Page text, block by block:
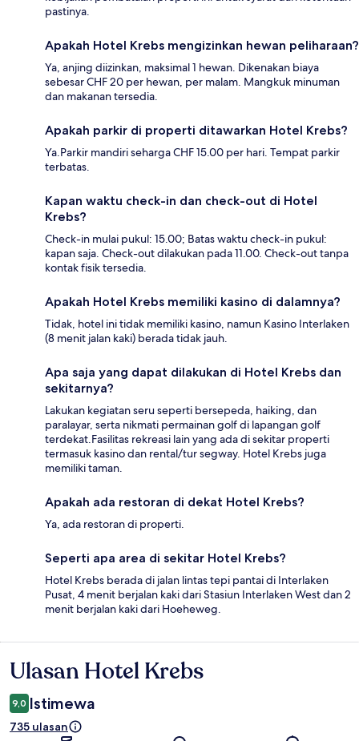
pastinya.
Apakah Hotel Krebs mengizinkan hewan peliharaan?
Ya, anjing diizinkan, maksimal 1 hewan. Dikenakan biaya
sebesar CHF 20 per hewan, per malam. Mangkuk minuman
dan makanan tersedia.
Apakah parkir di properti ditawarkan Hotel Krebs?
Ya.Parkir mandiri seharga CHF 15.00 per hari. Tempat parkir
terbatas.
Kapan waktu check-in dan check-out di Hotel
Krebs?
Check-in mulai pukul: 15.00; Batas waktu check-in pukul:
kapan saja. Check-out dilakukan pada 11.00. Check-out tanpa
kontak fisik tersedia.
Apakah Hotel Krebs memiliki kasino di dalamnya?
Tidak, hotel ini tidak memiliki kasino, namun Kasino Interlaken
(8 menit jalan kaki) berada tidak jauh.
Apa saja yang dapat dilakukan di Hotel Krebs dan
sekitarnya?
Lakukan kegiatan seru seperti bersepeda, haiking, dan
paralayar, serta nikmati permainan golf di lapangan golf
terdekat.Fasilitas rekreasi lain yang ada di sekitar properti
termasuk kasino dan rental/tur segway. Hotel Krebs juga
memiliki taman.
Apakah ada restoran di dekat Hotel Krebs?
Ya, ada restoran di properti.
Seperti apa area di sekitar Hotel Krebs?
Hotel Krebs berada di jalan lintas tepi pantai di Interlaken
Pusat, 4 menit berjalan kaki dari Stasiun Interlaken West dan 2
menit berjalan kaki dari Hoeheweg.
Ulasan
Ulasan Hotel Krebs
9,0 Istimewa
735 ulasan